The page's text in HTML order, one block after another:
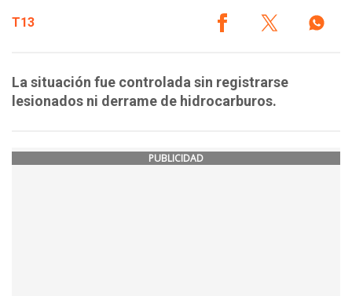
T13
La situación fue controlada sin registrarse
lesionados ni derrame de hidrocarburos.
PUBLICIDAD